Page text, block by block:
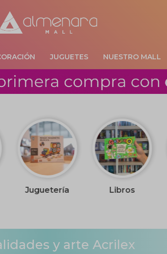
JUGUETES NUESTRO MALL
Juguetería Libros
y arte Acrilex